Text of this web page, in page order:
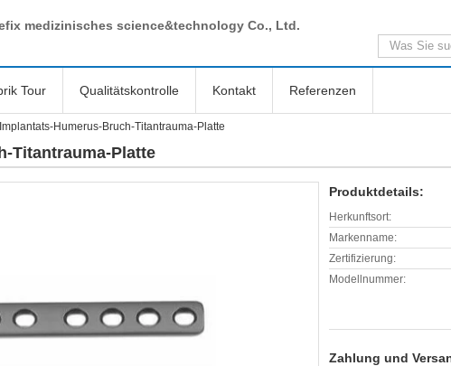
medizinisches science&technology Co., Ltd.
Tour Qualitätskontrolle Kontakt Referenzen
Humerus-Bruch-Titantrauma-Platte
Titantrauma-Platte
Produktdetails:
Herkunftsort:
Markenname:
Zertifizierung:
Modellnummer:
Zahlung und